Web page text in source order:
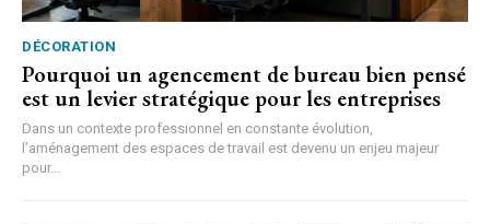
DÉCORATION
Pourquoi un agencement de bureau bien pensé
est un levier stratégique pour les entreprises
Dans un contexte professionnel en constante évolution,
l’aménagement des espaces de travail est devenu un enjeu majeur
pour...